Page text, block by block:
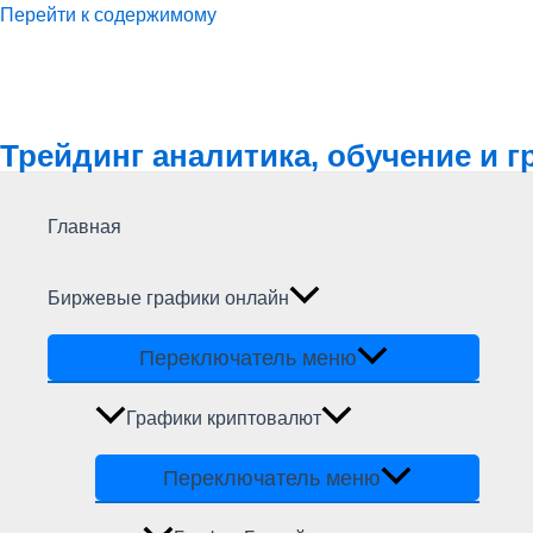
Перейти к содержимому
Трейдинг аналитика, обучение и
Главная
Биржевые графики онлайн
Переключатель меню
Графики криптовалют
Переключатель меню